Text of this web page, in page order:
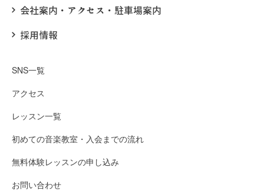
会社案内・アクセス・駐車場案内
採用情報
SNS一覧
アクセス
レッスン一覧
初めての音楽教室・入会までの流れ
無料体験レッスンの申し込み
お問い合わせ